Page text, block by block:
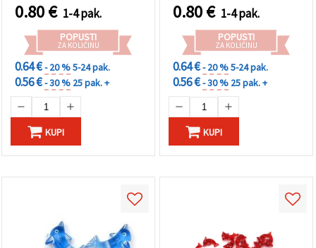
0.80€ 1-4 pak.
POPUSTI
ZA KOLIČINU
0.64 €- 20 %5-24 pak.
0.56 €- 30 % 25 pak. +
KUPI
0.80€ 1-4 pak.
POPUSTI
ZA KOLIČINU
0.64 €- 20 %5-24 pak.
0.56 €- 30 % 25 pak. +
KUPI